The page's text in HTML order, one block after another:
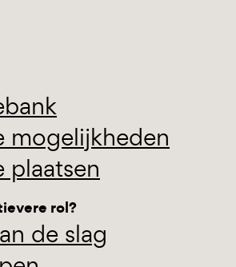
mogelijkheden
plaatsen
rol?
de slag